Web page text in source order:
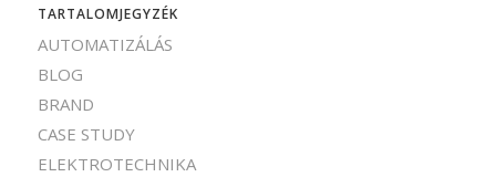
TARTALOMJEGYZÉK
AUTOMATIZÁLÁS
BLOG
BRAND
CASE STUDY
ELEKTROTECHNIKA